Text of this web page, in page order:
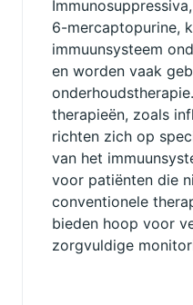
6-mercaptopurine,
immuunsysteem
en worden vaak
therapieën, zoals
richten zich op
van het
voor patiënten die
conventionele
bieden hoop voor
zorgvuldige